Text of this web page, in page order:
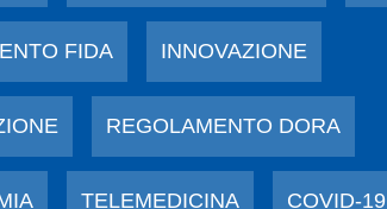
FIDA INNOVAZIONE
REGOLAMENTO DORA
TELEMEDICINA COVID-19